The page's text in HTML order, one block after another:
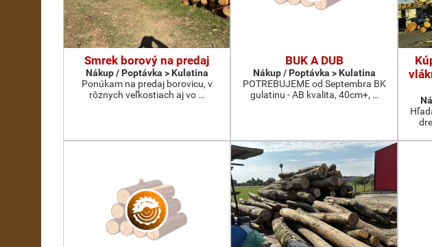
Smrek borový na predaj
Nákup / Poptávka > Kulatina
Ponúkam na predaj borovicu, v
rôznych veľkostiach aj vo …
BUK A DUB
Nákup / Poptávka > Kulatina
POTREBUJEME od Septembra BK
gulatinu - AB kvalita, 40cm+, …